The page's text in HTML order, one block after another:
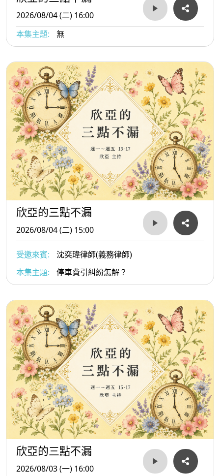
2026/08/04 (二) 16:00
本集主題:
無
欣亞的三點不漏
2026/08/04 (二) 15:00
受邀來賓:
沈奕瑋律師(義務律師)
本集主題:
停車費引糾紛怎解？
欣亞的三點不漏
2026/08/03 (一) 16:00